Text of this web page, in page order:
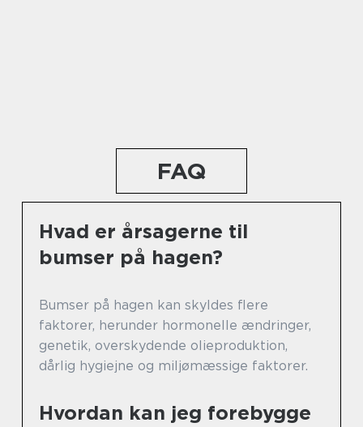
FAQ
Hvad er årsagerne til
bumser på hagen?
Bumser på hagen kan skyldes flere
faktorer, herunder hormonelle ændringer,
genetik, overskydende olieproduktion,
dårlig hygiejne og miljømæssige faktorer.
Hvordan kan jeg forebygge